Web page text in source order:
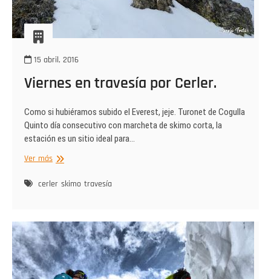
15 abril, 2016
Viernes en travesía por Cerler.
Como si hubiéramos subido el Everest, jeje. Turonet de Cogulla
Quinto día consecutivo con marcheta de skimo corta, la
estación es un sitio ideal para…
Ver másViernes
travesía
cerler skimo travesía